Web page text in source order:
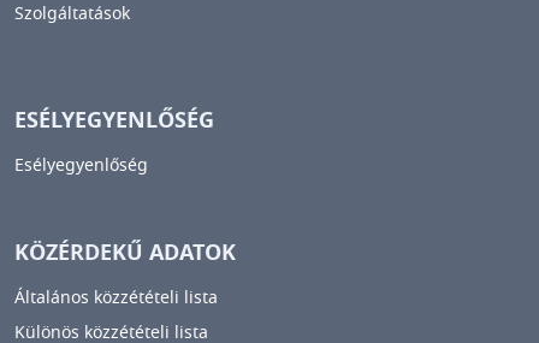
Szolgáltatások
ESÉLYEGYENLŐSÉG
Esélyegyenlőség
KÖZÉRDEKŰ ADATOK
Általános közzétételi lista
Különös közzétételi lista